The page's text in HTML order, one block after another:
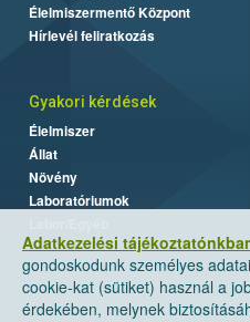
Adatkezelési
gondoskodunk személyes
cookie-kat (sütiket) használ a
érdekében, melynek
Élelmiszermentő Központ
Hírlevél feliratkozás
Gyakori kérdések
Élelmiszer
Állat
Növény
Laboratóriumok